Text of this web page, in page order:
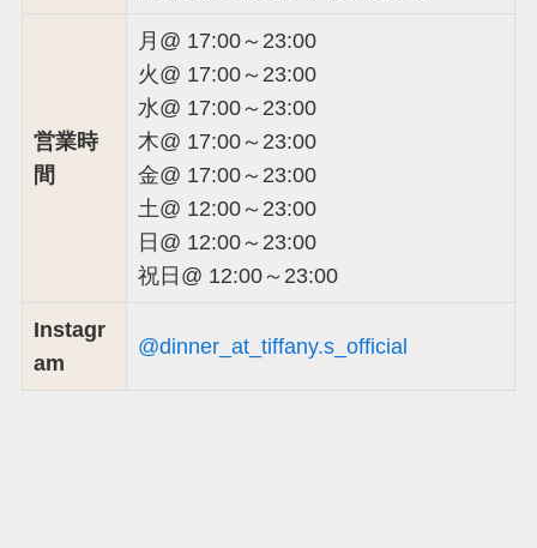
営業時
間
月@ 17:00～23:00
火@ 17:00～23:00
水@ 17:00～23:00
木@ 17:00～23:00
金@ 17:00～23:00
土@ 12:00～23:00
日@ 12:00～23:00
祝日@ 12:00～23:00
Instagr
am
@dinner_at_tiffany.s_official